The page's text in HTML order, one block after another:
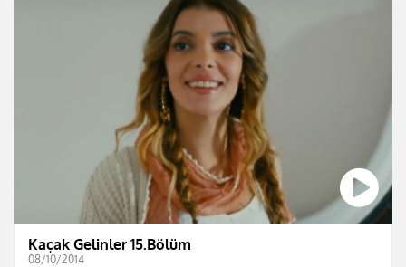
Kaçak Gelinler 15.Bölüm
08/10/2014